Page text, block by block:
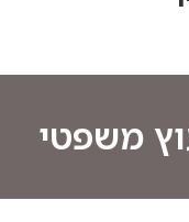
משפטי